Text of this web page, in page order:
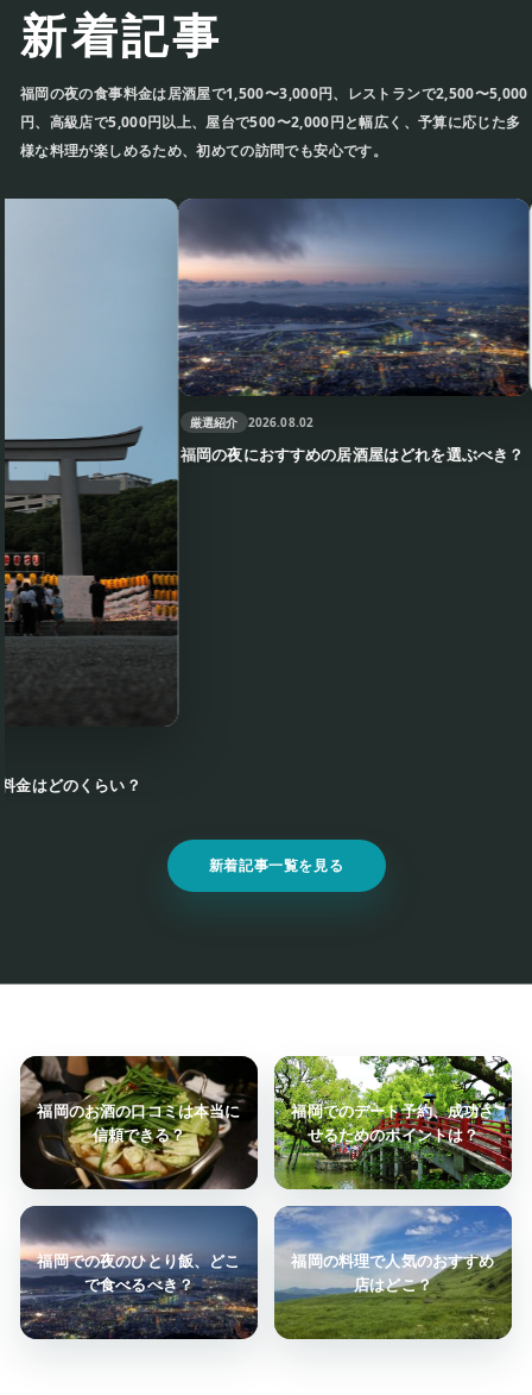
新着記事
福岡の夜の食事料金は居酒屋で1,500〜3,000円、レストランで2,500〜
5,000円、高級店で5,000円以上、屋台で500〜2,000円と幅広く、予算に
応じた多様な料理が楽しめるため、初めての訪問でも安心です。
らい？
厳選紹介 2026.08.02
福岡の夜におすすめの居酒屋はどれを選ぶべき？ 福岡で夜の
新着記事一覧を見る
福岡のお酒の口コミは本当に
信頼できる？
福岡でのデート予約、成功さ
せるためのポイントは？
福岡での夜のひとり飯、どこ
で食べるべき？
福岡の料理で人気のおすすめ
店はどこ？